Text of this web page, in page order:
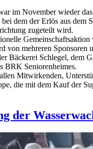
im November wieder
dem der Erlös aus dem
zugeteilt wird.
Gemeinschaftsaktion
von mehreren Sponsoren
Bäckerei Schlegel, dem
BRK Seniorenheimes.
Mitwirkenden,
die mit dem Kauf der
der